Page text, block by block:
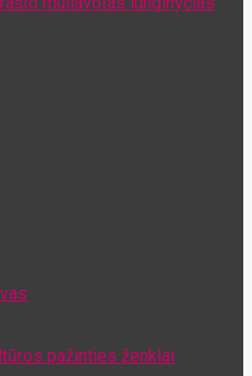
pažinties ženklai